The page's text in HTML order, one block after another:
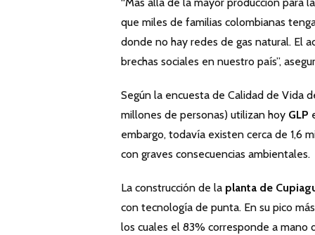
que miles de familias colombianas
donde no hay redes de gas natural. El
brechas sociales en nuestro país”,
Según la encuesta de Calidad de Vida
millones de personas) utilizan hoy GLP
embargo, todavía existen cerca de 1,6
con graves consecuencias ambientales.
La construcción de la planta de
con tecnología de punta. En su pico
los cuales el 83% corresponde a mano